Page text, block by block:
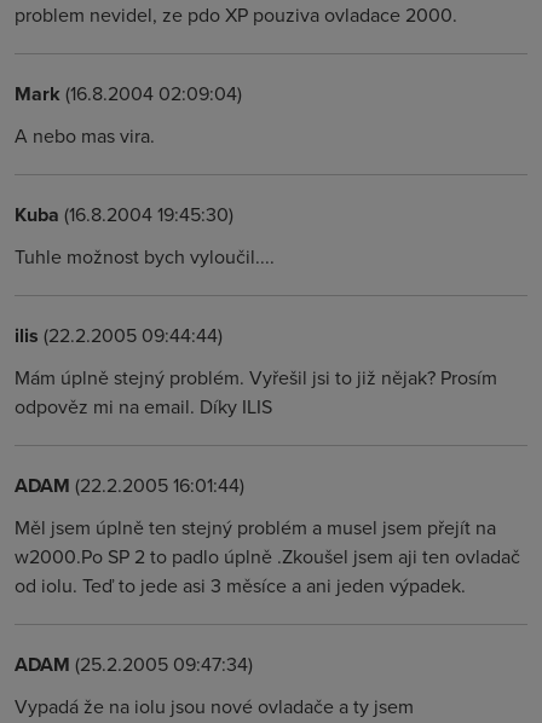
problem nevidel, ze pdo XP pouziva ovladace 2000.
Mark (16.8.2004 02:09:04)
A nebo mas vira.
Kuba (16.8.2004 19:45:30)
Tuhle možnost bych vyloučil....
ilis (22.2.2005 09:44:44)
Mám úplně stejný problém. Vyřešil jsi to již nějak? Prosím
odpověz mi na email. Díky ILIS
ADAM (22.2.2005 16:01:44)
Měl jsem úplně ten stejný problém a musel jsem přejít na
w2000.Po SP 2 to padlo úplně .Zkoušel jsem aji ten ovladač
od iolu. Teď to jede asi 3 měsíce a ani jeden výpadek.
ADAM (25.2.2005 09:47:34)
Vypadá že na iolu jsou nové ovladače a ty jsem